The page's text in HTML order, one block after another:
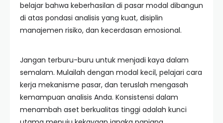
belajar bahwa keberhasilan di pasar modal dibangun
di atas pondasi analisis yang kuat, disiplin
manajemen risiko, dan kecerdasan emosional.
Jangan terburu-buru untuk menjadi kaya dalam
semalam. Mulailah dengan modal kecil, pelajari cara
kerja mekanisme pasar, dan teruslah mengasah
kemampuan analisis Anda. Konsistensi dalam
menambah aset berkualitas tinggi adalah kunci